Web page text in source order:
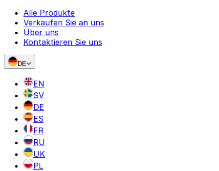
Alle Produkte
Verkaufen Sie an uns
Über uns
Kontaktieren Sie uns
DE
EN
SV
DE
ES
FR
RU
UK
PL